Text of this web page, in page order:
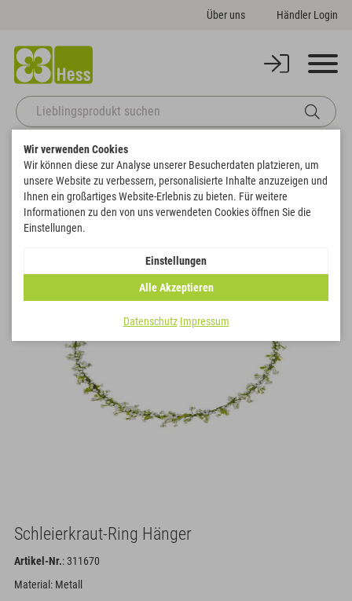
Über uns Händler Login
Startseite Themenwelten
Zurück zur Artikelübersicht
Schleierkraut-Ring Hänger
Artikel-Nr.: 311670
Material: Metall
Wir verwenden Cookies
Wir können diese zur Analyse unserer Besucherdaten platzieren, um
unsere Website zu verbessern, personalisierte Inhalte anzuzeigen und
Ihnen ein großartiges Website-Erlebnis zu bieten. Für weitere
Informationen zu den von uns verwendeten Cookies öffnen Sie die
Einstellungen.
Einstellungen
Alle Akzeptieren
Datenschutz Impressum